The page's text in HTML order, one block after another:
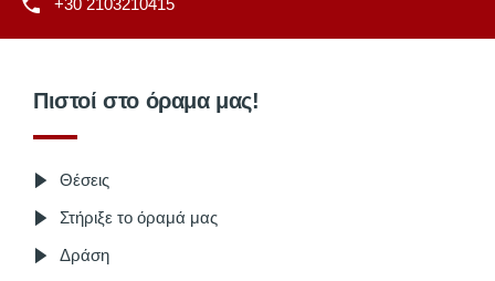
Πιστοί στο όραμα μας!
Θέσεις
Στήριξε το όραμά μας
Δράση